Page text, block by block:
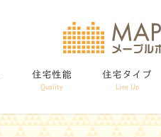
住宅性能
Quality
住宅タイプ
Line Up